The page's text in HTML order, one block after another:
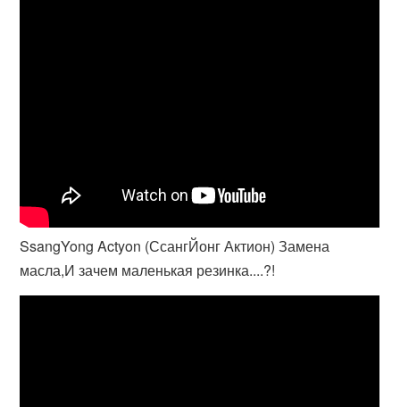
SsangYong Actyon (СсангЙонг Актион) Замена
масла,И зачем маленькая резинка....?!